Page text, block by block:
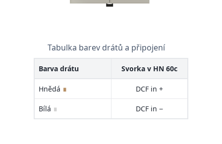
Tabulka barev drátů a připojení
Barva drátu Svorka v HN 60c
Hnědá ∎ DCF in +
Bílá ∎ DCF in −